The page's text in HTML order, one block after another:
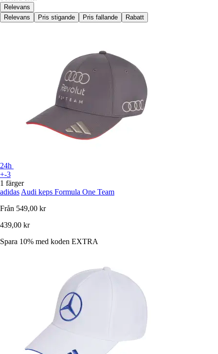
Relevans
Relevans
Pris stigande Pris fallande Rabatt
24h
+-3
1 färger
adidas Audi keps Formula One Team
Från 549,00 kr
439,00 kr
Spara 10% med koden EXTRA